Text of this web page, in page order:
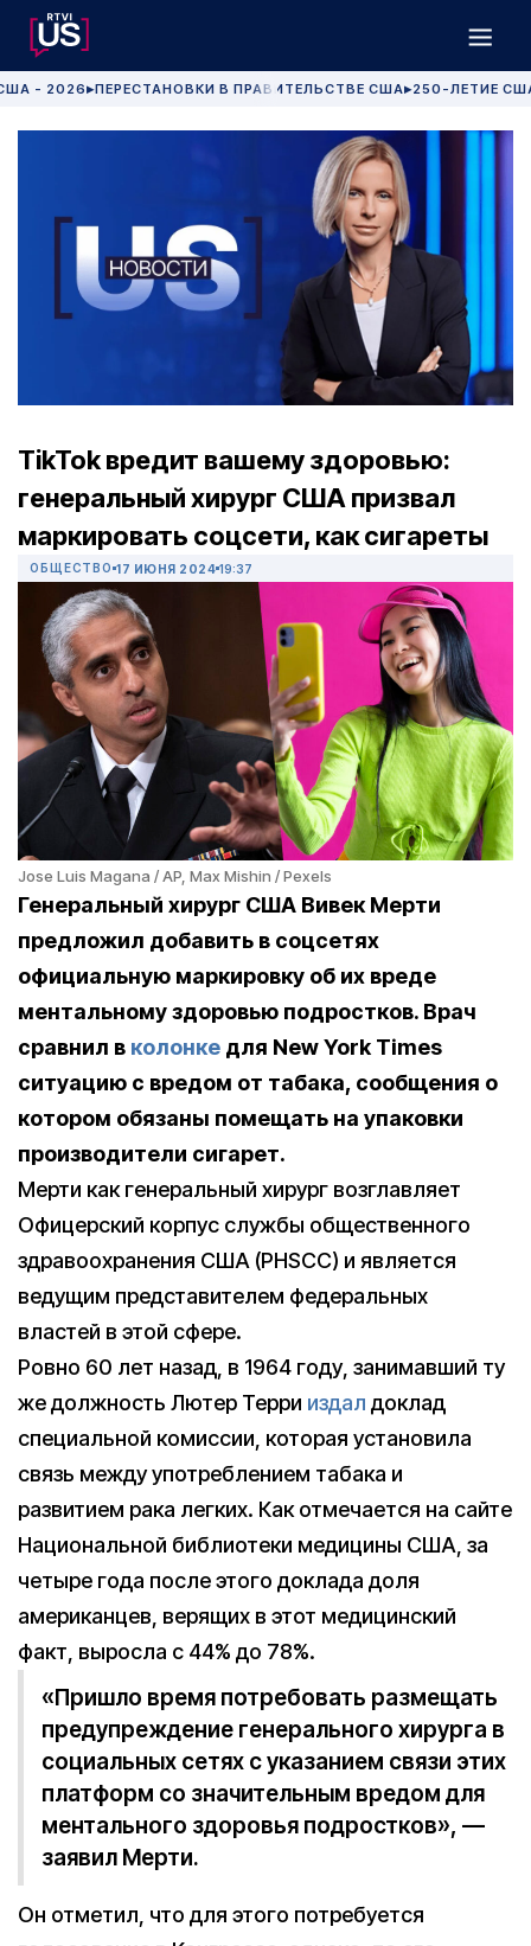
- 2026 ▶ПЕРЕСТАНОВКИ В ПРАВИТЕЛЬСТВЕ США▶250-ЛЕТИЕ
TikTok вредит вашему здоровью:
генеральный хирург США призвал
маркировать соцсети, как сигареты
ОБЩЕСТВО 17 ИЮНЯ 2024 19:37
Jose Luis Magana / AP, Max Mishin / Pexels
Генеральный хирург США Вивек Мерти
предложил добавить в соцсетях
официальную маркировку об их вреде
ментальному здоровью подростков. Врач
сравнил в колонке для New York Times
ситуацию с вредом от табака, сообщения о
котором обязаны помещать на упаковки
производители сигарет.
Мерти как генеральный хирург возглавляет
Офицерский корпус службы общественного
здравоохранения США (PHSCC) и является
ведущим представителем федеральных
властей в этой сфере.
Ровно 60 лет назад, в 1964 году, занимавший ту
же должность Лютер Терри издал доклад
специальной комиссии, которая установила
связь между употреблением табака и
развитием рака легких. Как отмечается на сайте
Национальной библиотеки медицины США, за
четыре года после этого доклада доля
американцев, верящих в этот медицинский
факт, выросла с 44% до 78%.
«Пришло время потребовать размещать
предупреждение генерального хирурга в
социальных сетях с указанием связи этих
платформ со значительным вредом для
ментального здоровья подростков», —
заявил Мерти.
Он отметил, что для этого потребуется